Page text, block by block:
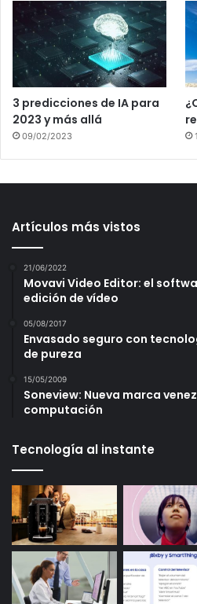
3 predicciones de IA para
2023 y más allá
09/02/2023
Artículos más vistos
21/06/2022
Movavi Video Editor: el
edición de vídeo
05/08/2017
Envasado seguro con
de pureza
15/05/2009
Soneview: Nueva marca
computación
Tecnología al instante